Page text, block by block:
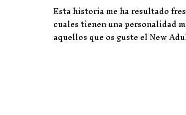
Esta historia me ha resultado
cuales tienen una personalidad
aquellos que os guste el New